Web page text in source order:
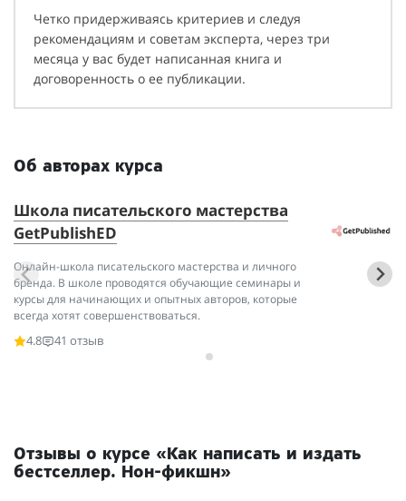
Четко придерживаясь критериев и следуя
рекомендациям и советам эксперта, через три
месяца у вас будет написанная книга и
договоренность о ее публикации.
Об авторах курса
Школа писательского мастерства
GetPublishED
Онлайн-школа писательского мастерства и личного
бренда. В школе проводятся обучающие семинары и
курсы для начинающих и опытных авторов, которые
всегда хотят совершенствоваться.
4.8
41 отзыв
Отзывы о курсе «Как написать и издать
бестселлер. Нон-фикшн»